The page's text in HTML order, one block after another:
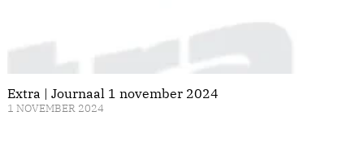
Extra | Journaal 1 november 2024
1 NOVEMBER 2024